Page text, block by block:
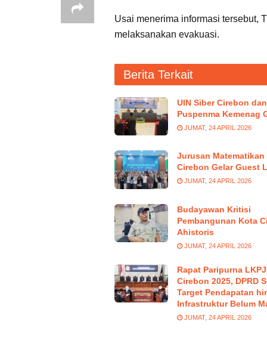
Usai menerima informasi tersebut,
melaksanakan evakuasi.
Berita Terkait
UIN Siber Cirebon dan
Puspenma Kemenag
JUMAT, 24 APRIL 2026
Jurusan Matematikan
Cirebon Gelar Guest
JUMAT, 24 APRIL 2026
Budayawan Kritisi
Pembangunan Kota
Ahistoris
JUMAT, 24 APRIL 2026
Rapat Paripurna
Cirebon 2025, DPRD
Target Pendapatan
Infrastruktur Belum
JUMAT, 24 APRIL 2026